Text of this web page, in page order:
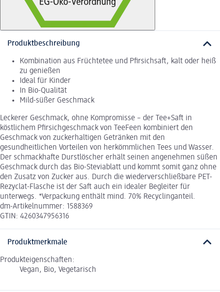
Produktbeschreibung
Kombination aus Früchtetee und Pfirsichsaft, kalt oder heiß
zu genießen
Ideal für Kinder
In Bio-Qualität
Mild-süßer Geschmack
Leckerer Geschmack, ohne Kompromisse – der Tee+Saft in
köstlichem Pfirsichgeschmack von TeeFeen kombiniert den
Geschmack von zuckerhaltigen Getränken mit den
gesundheitlichen Vorteilen von herkömmlichen Tees und Wasser.
Der schmackhafte Durstlöscher erhält seinen angenehmen süßen
Geschmack durch das Bio-Steviablatt und kommt somit ganz ohne
den Zusatz von Zucker aus. Durch die wiederverschließbare PET-
Rezyclat-Flasche ist der Saft auch ein idealer Begleiter für
unterwegs. *Verpackung enthält mind. 70% Recyclinganteil.
dm-Artikelnummer: 1588369
GTIN: 4260347956316
Produktmerkmale
Produkteigenschaften:
Vegan, Bio, Vegetarisch